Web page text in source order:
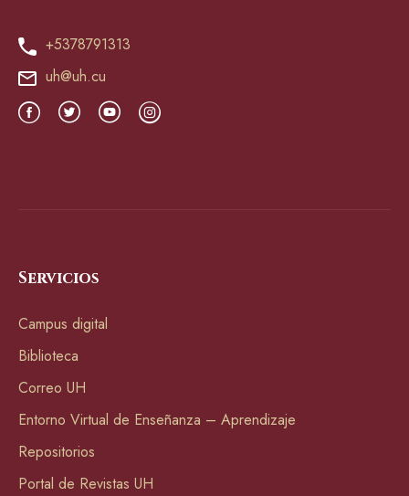
+5378791313
uh@uh.cu
Servicios
Campus digital
Biblioteca
Correo UH
Entorno Virtual de Enseñanza – Aprendizaje
Repositorios
Portal de Revistas UH